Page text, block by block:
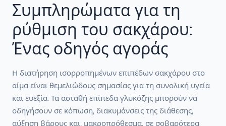
Συμπληρώματα για τη
ρύθμιση του σακχάρου:
Ένας οδηγός αγοράς
Η διατήρηση ισορροπημένων επιπέδων σακχάρου στο
αίμα είναι θεμελιώδους σημασίας για τη συνολική υγεία
και ευεξία. Τα ασταθή επίπεδα γλυκόζης μπορούν να
οδηγήσουν σε κόπωση, διακυμάνσεις της διάθεσης,
αύξηση βάρους και, μακροπρόθεσμα, σε σοβαρότερα